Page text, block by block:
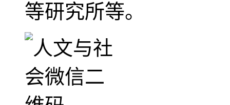
等研究所等。